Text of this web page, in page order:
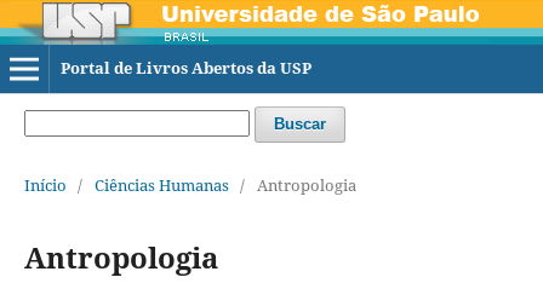
Portal de Livros Abertos da USP
Buscar
Início / Ciências Humanas / Antropologia
Antropologia